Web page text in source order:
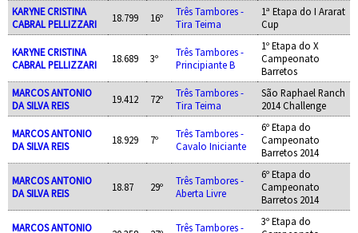
KARYNE CRISTINA
CABRAL PELLIZZARI
18.799 16º
Três Tambores -
Tira Teima
1ª Etapa do I Ararat
Cup
KARYNE CRISTINA
CABRAL PELLIZZARI
18.689 3º
Três Tambores -
Principiante B
1º Etapa do X
Campeonato
Barretos
MARCOS ANTONIO
DA SILVA REIS
19.412 72º
Três Tambores -
Tira Teima
São Raphael Ranch
2014 Challenge
MARCOS ANTONIO
DA SILVA REIS
18.929 7º
Três Tambores -
Cavalo Iniciante
6º Etapa do
Campeonato
Barretos 2014
MARCOS ANTONIO
DA SILVA REIS
18.87 29º
Três Tambores -
Aberta Livre
6º Etapa do
Campeonato
Barretos 2014
MARCOS ANTONIO Três Tambores -
3º Etapa do